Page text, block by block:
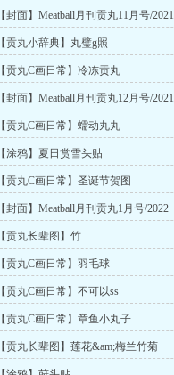
【封面】Meatball月刊贡丸11月号/2021
【贡丸小辞典】丸璧g照
【贡丸C画日常】冷冻贡丸
【封面】Meatball月刊贡丸12月号/2021
【贡丸C画日常】蠕动丸丸
【涂鸦】夏日赏雪头贴
【贡丸C画日常】圣诞节贺图
【封面】Meatball月刊贡丸1月号/2022
【贡丸长辈图】竹
【贡丸C画日常】羽毛球
【贡丸C画日常】不可以ss
【贡丸C画日常】章鱼小丸子
【贡丸长辈图】莲花&am;梅兰竹菊